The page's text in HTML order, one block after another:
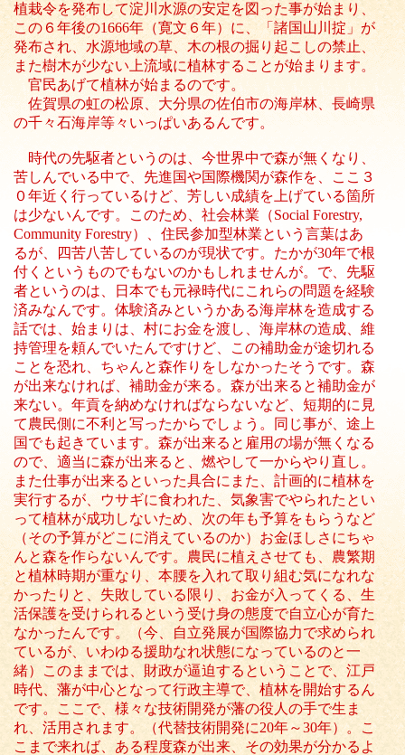
植栽令を発布して淀川水源の安定を図った事が始まり、
この６年後の1666年（寛文６年）に、「諸国山川掟」が
発布され、水源地域の草、木の根の掘り起こしの禁止、
また樹木が少ない上流域に植林することが始まります。
官民あげて植林が始まるのです。
佐賀県の虹の松原、大分県の佐伯市の海岸林、長崎県
の千々石海岸等々いっぱいあるんです。
時代の先駆者というのは、今世界中で森が無くなり、
苦しんでいる中で、先進国や国際機関が森作を、ここ３
０年近く行っているけど、芳しい成績を上げている箇所
は少ないんです。このため、社会林業（Social Forestry,
Community Forestry）、住民参加型林業という言葉はあ
るが、四苦八苦しているのが現状です。たかが30年で根
付くというものでもないのかもしれませんが。で、先駆
者というのは、日本でも元禄時代にこれらの問題を経験
済みなんです。体験済みというかある海岸林を造成する
話では、始まりは、村にお金を渡し、海岸林の造成、維
持管理を頼んでいたんですけど、この補助金が途切れる
ことを恐れ、ちゃんと森作りをしなかったそうです。森
が出来なければ、補助金が来る。森が出来ると補助金が
来ない。年貢を納めなければならないなど、短期的に見
て農民側に不利と写ったからでしょう。同じ事が、途上
国でも起きています。森が出来ると雇用の場が無くなる
ので、適当に森が出来ると、燃やして一からやり直し。
また仕事が出来るといった具合にまた、計画的に植林を
実行するが、ウサギに食われた、気象害でやられたとい
って植林が成功しないため、次の年も予算をもらうなど
（その予算がどこに消えているのか）お金ほしさにちゃ
んと森を作らないんです。農民に植えさせても、農繁期
と植林時期が重なり、本腰を入れて取り組む気になれな
かったりと、失敗している限り、お金が入ってくる、生
活保護を受けられるという受け身の態度で自立心が育た
なかったんです。（今、自立発展が国際協力で求められ
ているが、いわゆる援助なれ状態になっているのと一
緒）このままでは、財政が逼迫するということで、江戸
時代、藩が中心となって行政主導で、植林を開始するん
です。ここで、様々な技術開発が藩の役人の手で生ま
れ、活用されます。（代替技術開発に20年～30年）。こ
こまで来れば、ある程度森が出来、その効果が分かるよ